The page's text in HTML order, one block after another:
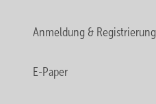
Anmeldung & Registrierung
E-Paper